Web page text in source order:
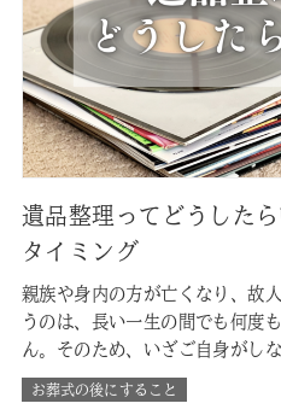
遺品整理ってどうした
タイミング
親族や身内の方が亡くなり、故
うのは、長い一生の間でも何度
ん。そのため、いざご自身がし
ほとんどの方にとっては、「ど
「亡くなってからどのくらいの
お葬式の後にすること